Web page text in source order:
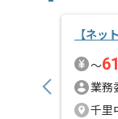
【ネッ
〜
業務
千里